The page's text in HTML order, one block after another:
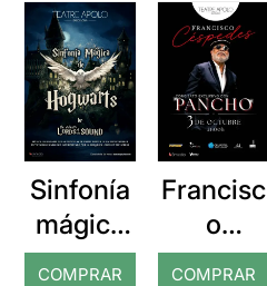
Sinfonía
mágica
de
COMPRAR
Francisc
o
“Pancho
COMPRAR